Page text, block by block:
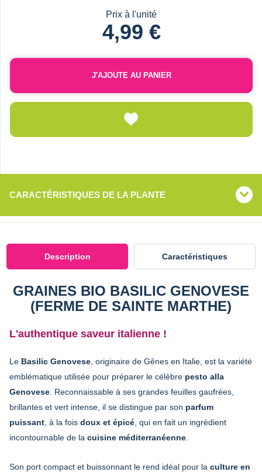
Prix à l'unité
4,99 €
J'AJOUTE AU PANIER
CARACTÉRISTIQUES DE LA PLANTE
Description Caractéristiques
GRAINES BIO BASILIC GENOVESE
(FERME DE SAINTE MARTHE)
L'authentique saveur italienne !
Le Basilic Genovese , originaire de Gênes en Italie, est la variété
emblématique utilisée pour préparer le célèbre pesto alla
Genovese . Reconnaissable à ses grandes feuilles gaufrées
brillantes et vert intense, il se distingue par son parfum
puissant , à la fois doux et épicé , qui en fait un ingrédient
incontournable de la cuisine méditerranéenne
Son port compact et buissonnant le rend idéal pour la culture en